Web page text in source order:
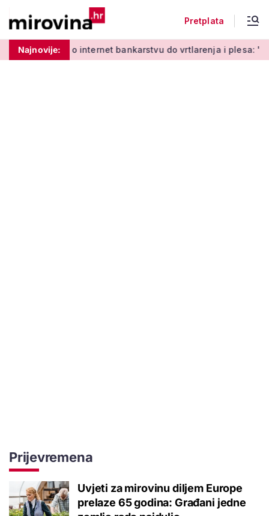
Pretplata
Najnovije:
Od učenja o internet bankarstvu do vrtlarenja i plesa: 'Da
Prijevremena
Uvjeti za mirovinu diljem Europe
prelaze 65 godina: Građani jedne